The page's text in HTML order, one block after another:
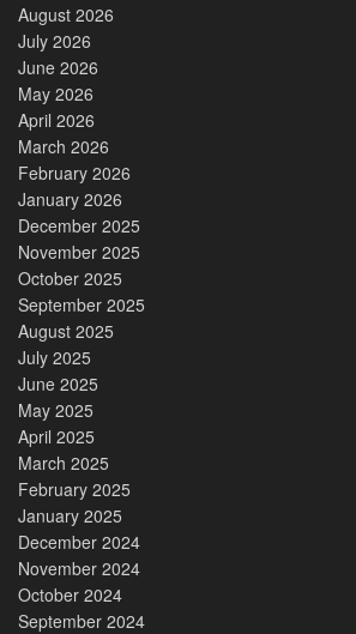
August 2026
July 2026
June 2026
May 2026
April 2026
March 2026
February 2026
January 2026
December 2025
November 2025
October 2025
September 2025
August 2025
July 2025
June 2025
May 2025
April 2025
March 2025
February 2025
January 2025
December 2024
November 2024
October 2024
September 2024